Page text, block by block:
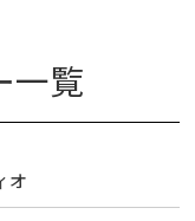
一覧
オ